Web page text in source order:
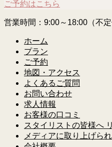
ご予約はこちら
営業時間：9:00～18:00（不定
ホーム
プラン
ご予約
地図・アクセス
よくあるご質問
お問い合わせ
求人情報
お客様の口コミ
スタイリストの皆様へ
メディアに取り上げら